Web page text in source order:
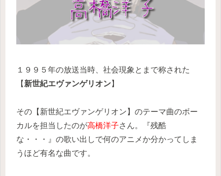
１９９５年の放送当時、社会現象とまで称された
【 新世紀エヴァンゲリオン】
その【新世紀エヴァンゲリオン】のテーマ曲のボー
カルを担当したのが高橋洋子さん。『残酷
な・・・』の歌い出しで何のアニメか分かってしま
うほど有名な曲です。